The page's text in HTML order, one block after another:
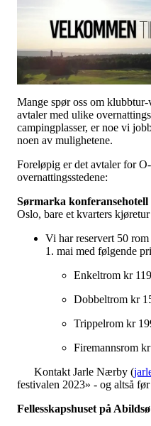
Mange spør oss om
avtaler med ulike
campingplasser, er noe vi
noen av mulighetene.
Foreløpig er det avtaler for
overnattingsstedene:
Sørmarka konferansehotell
Oslo, bare et kvarters
Vi har reservert 50
1. mai med følgende
Enkeltrom kr
Dobbeltrom kr
Trippelrom kr
Firemannsrom
Kontakt Jarle Nærby (
festivalen 2023» - og altså
Fellesskapshuset på Abildsø